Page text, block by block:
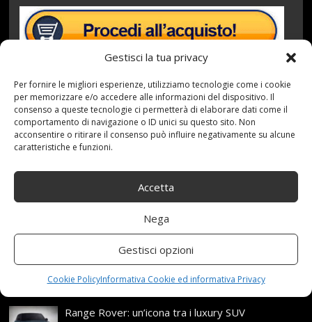
Gestisci la tua privacy
Per fornire le migliori esperienze, utilizziamo tecnologie come i cookie
per memorizzare e/o accedere alle informazioni del dispositivo. Il
consenso a queste tecnologie ci permetterà di elaborare dati come il
comportamento di navigazione o ID unici su questo sito. Non
acconsentire o ritirare il consenso può influire negativamente su alcune
caratteristiche e funzioni.
Accetta
Nega
Gestisci opzioni
Cookie PolicyInformativa Cookie ed informativa Privacy
10 Novembre 2020 redazione
Tag:
Compressore,Laser
Assicurazione auto e sostituzione lunotto: le cose
da sapere
21 Aprile,2026
Range Rover: un’icona tra i luxury SUV